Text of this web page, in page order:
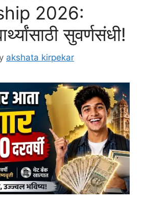
2026:
सुवर्णसंधी!
akshata kirpekar